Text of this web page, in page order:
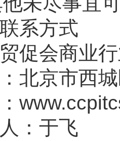
系方式
促会商业
北京市西
：于飞